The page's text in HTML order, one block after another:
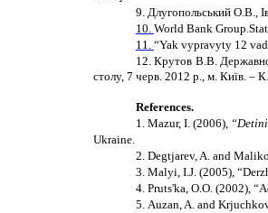
9. Длугопольський О.В.,
10. World Bank
11. “Yak vypravyty 12
12. Крутов В.В.
столу, 7 черв. 2012 р., м. Київ. –
References.
1. Mazur, I. (2006),
Ukraine.
2. Degtjarev, A. and
3. Malyi, I.J. (2005),
4. Pruts'ka, O.O. (2002),
5. Auzan, A. and